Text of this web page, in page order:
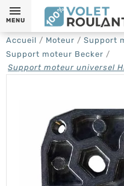
MENU
Accueil Moteur
Support
Support moteur Becker
Support moteur universel